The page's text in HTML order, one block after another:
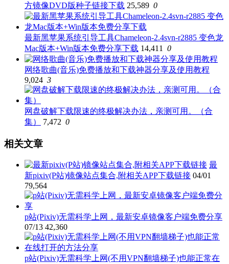
方镜像DVD版种子链接下载 25,589 0
最新黑苹果系统引导工具Chameleon-2.4svn-r2885 变色龙
Mac版本+Win版本免费分享下载 14,411 0
网络歌曲(音乐)免费播放和下载神器分享及使用教程
9,024 3
网盘破解下载限速的终极解决办法，亲测可用。（合
集）
7,472 0
相关文章
最
新pixiv(P站)镜像站点集合,附相关APP下载链接 04/01
79,564
p站(Pixiv)无需科学上网，最新安卓镜像客户端免费分享
07/13 42,360
p站(Pixiv)无需科学上网(不用VPN翻墙梯子)也能正常在